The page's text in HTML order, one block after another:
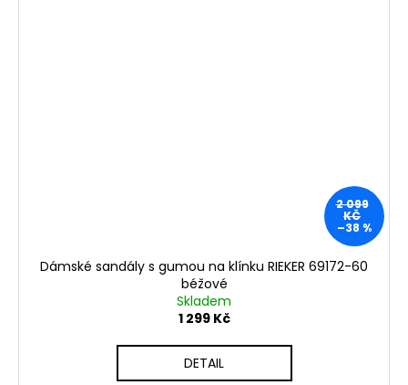
2 099
KČ
–38 %
Dámské sandály s gumou na klínku RIEKER 69172-60
béžové
Skladem
1 299 Kč
DETAIL